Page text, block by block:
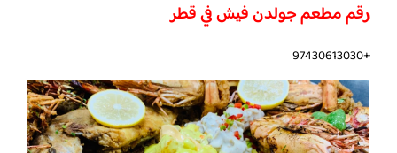
رقم مطعم جولدن فيش في قطر
+97430613030